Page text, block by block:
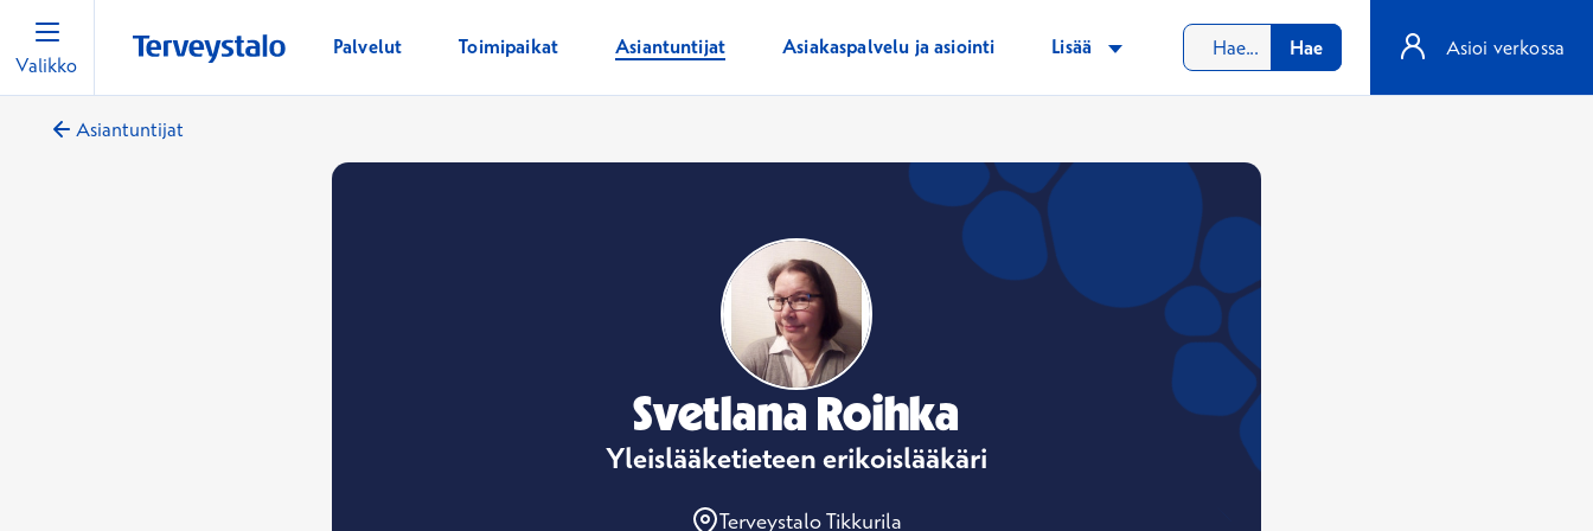
Valikko
Palvelut Toimipaikat Asiantuntijat Asiakaspalvelu ja asiointi Lisää Hae Asioi verkossa
Asiantuntijat
Svetlana Roihka
Yleislääketieteen erikoislääkäri
Terveystalo Tikkurila